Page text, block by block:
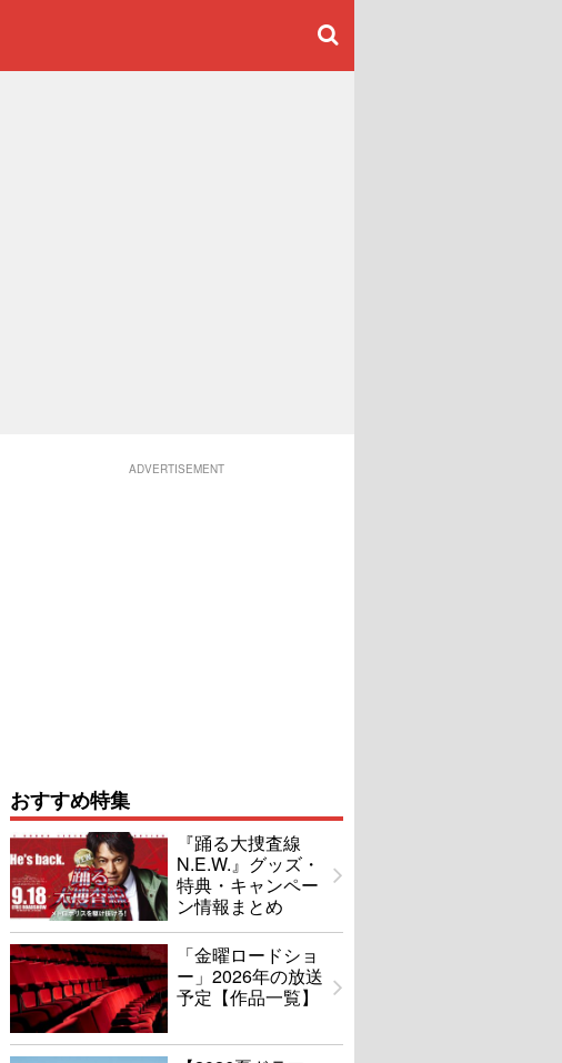
ADVERTISEMENT
おすすめ特集
『踊る大捜査線
N.E.W.』グッズ・
特典・キャンペー
ン情報まとめ
「金曜ロードショ
ー」2026年の放送
予定【作品一覧】